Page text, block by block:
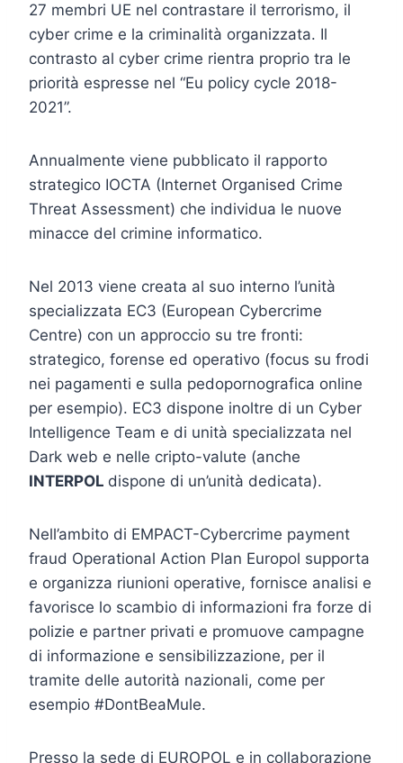
27 membri UE nel contrastare il terrorismo, il
cyber crime e la criminalità organizzata. Il
contrasto al cyber crime rientra proprio tra le
priorità espresse nel “Eu policy cycle 2018-
2021”.
Annualmente viene pubblicato il rapporto
strategico IOCTA (Internet Organised Crime
Threat Assessment) che individua le nuove
minacce del crimine informatico.
Nel 2013 viene creata al suo interno l’unità
specializzata EC3 (European Cybercrime
Centre) con un approccio su tre fronti:
strategico, forense ed operativo (focus su frodi
nei pagamenti e sulla pedopornografica online
per esempio). EC3 dispone inoltre di un Cyber
Intelligence Team e di unità specializzata nel
Dark web e nelle cripto-valute (anche
INTERPOL dispone di un’unità dedicata).
Nell’ambito di EMPACT-Cybercrime payment
fraud Operational Action Plan Europol supporta
e organizza riunioni operative, fornisce analisi e
favorisce lo scambio di informazioni fra forze di
polizie e partner privati e promuove campagne
di informazione e sensibilizzazione, per il
tramite delle autorità nazionali, come per
esempio #DontBeaMule.
Presso la sede di EUROPOL e in collaborazione